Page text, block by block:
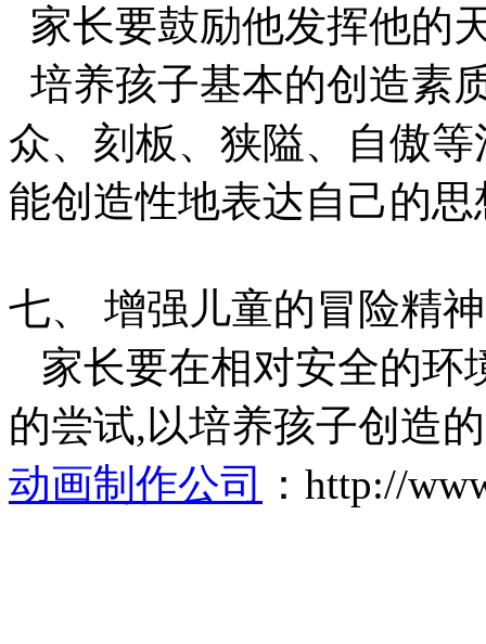
家长要鼓励他发挥他的
培养孩子基本的创造素
众、刻板、狭隘、自傲
能创造性地表达自己的
七、 增强儿童的冒险精神
家长要在相对安全的环
的尝试,以培养孩子创造
动画制作公司
：http://